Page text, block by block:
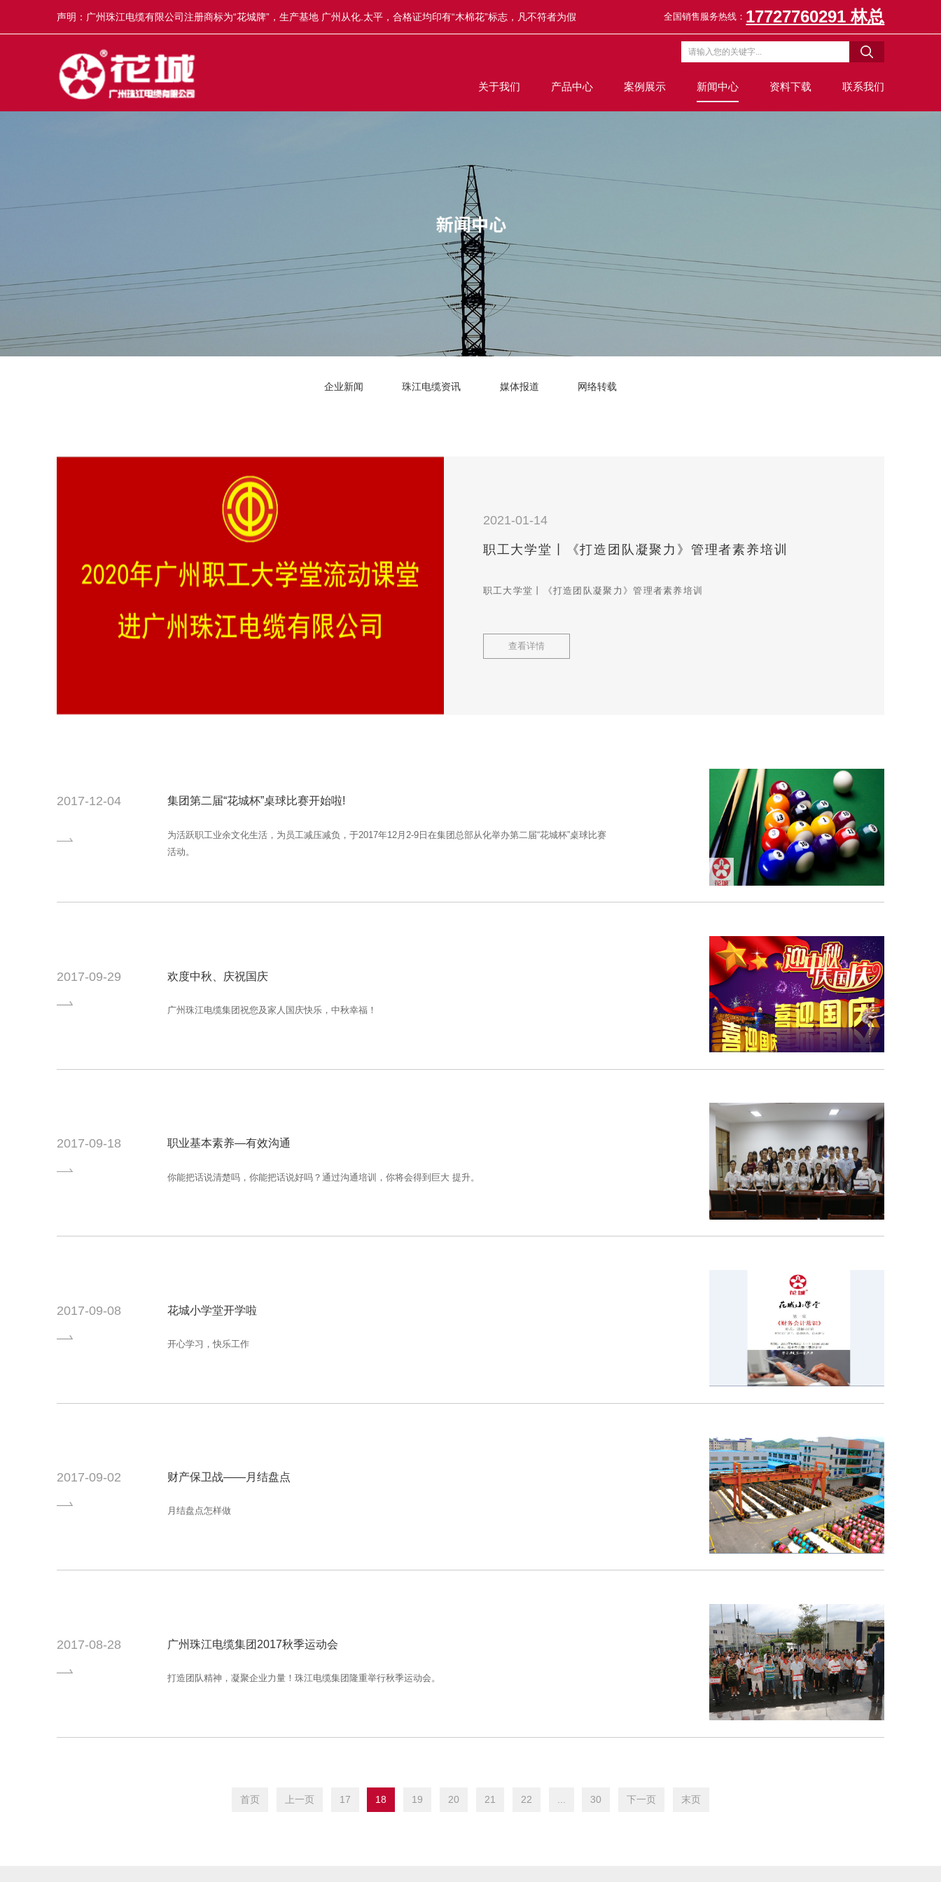
声明：广州珠江电缆有限公司注册商标为“花城牌”，生产基地 广州从化.太平，合格证均印有“木棉花”标志，凡不符者为假
冒，举报奖5-50万元，举报电话13922335835。
全国销售服务热线： 17727760291 林总
关于我们 产品中心 案例展示 新闻中心 资料下载 联系我们
企业新闻 珠江电缆资讯 媒体报道 网络转载
2021-01-14
职工大学堂丨《打造团队凝聚力》管理者素养培训
职工大学堂丨《打造团队凝聚力》管理者素养培训
查看详情
2017-12-04 集团第二届“花城杯”桌球比赛开始啦!
为活跃职工业余文化生活，为员工减压减负，于2017年12月2-9日在集团总部从化举办第二届“花城杯”桌球比赛
活动。
2017-09-29 欢度中秋、庆祝国庆
广州珠江电缆集团祝您及家人国庆快乐，中秋幸福！
2017-09-18 职业基本素养—有效沟通
你能把话说清楚吗，你能把话说好吗？通过沟通培训，你将会得到巨大 提升。
2017-09-08 花城小学堂开学啦
开心学习，快乐工作
2017-09-02 财产保卫战——月结盘点
月结盘点怎样做
2017-08-28 广州珠江电缆集团2017秋季运动会
打造团队精神，凝聚企业力量！珠江电缆集团隆重举行秋季运动会。
首页 上一页 17 18 19 20 21 22 30 下一页 末页